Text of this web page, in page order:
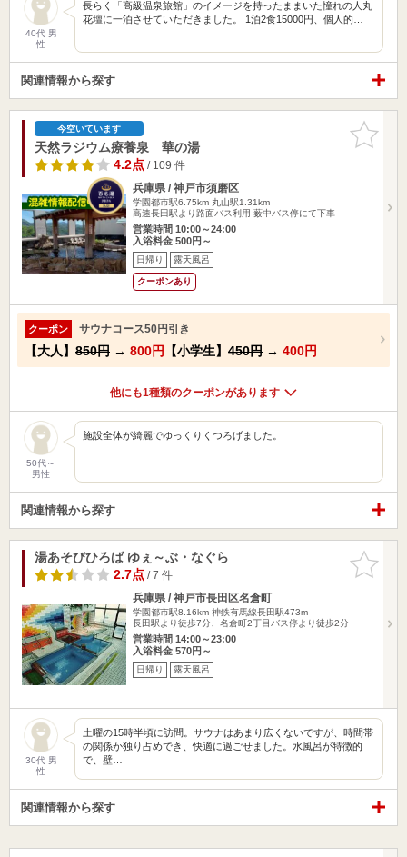
40代 男
性
長らく「高級温泉旅館」のイメージを持ったままいた憧れの人丸
花壇に一泊させていただきました。 1泊2食15000円、個人的…
関連情報から探す
お気に入
りに追加
今空いています
天然ラジウム療養泉 華の湯
4.2点/ 109 件
兵庫県 / 神戸市須磨区
学園都市駅6.75km 丸山駅1.31km
高速長田駅より路面バス利用 薮中バス停にて下車
営業時間 10:00～24:00
入浴料金 500円～
日帰り 露天風呂
クーポンあり
クーポン サウナコース50円引き
【大人】 850円 → 800円 【小学生】 450円 → 400円
他にも1種類のクーポンがあります
50代～
男性
施設全体が綺麗でゆっくりくつろげました。
関連情報から探す
お気に入
りに追加
湯あそびひろば ゆぇ～ぶ・なぐら
2.7点/ 7 件
兵庫県 / 神戸市長田区名倉町
学園都市駅8.16km 神鉄有馬線長田駅473m
長田駅より徒歩7分、名倉町2丁目バス停より徒歩2分
営業時間 14:00～23:00
入浴料金 570円～
日帰り 露天風呂
30代 男
性
土曜の15時半頃に訪問。サウナはあまり広くないですが、時間帯
の関係か独り占めでき、快適に過ごせました。水風呂が特徴的
で、壁…
関連情報から探す